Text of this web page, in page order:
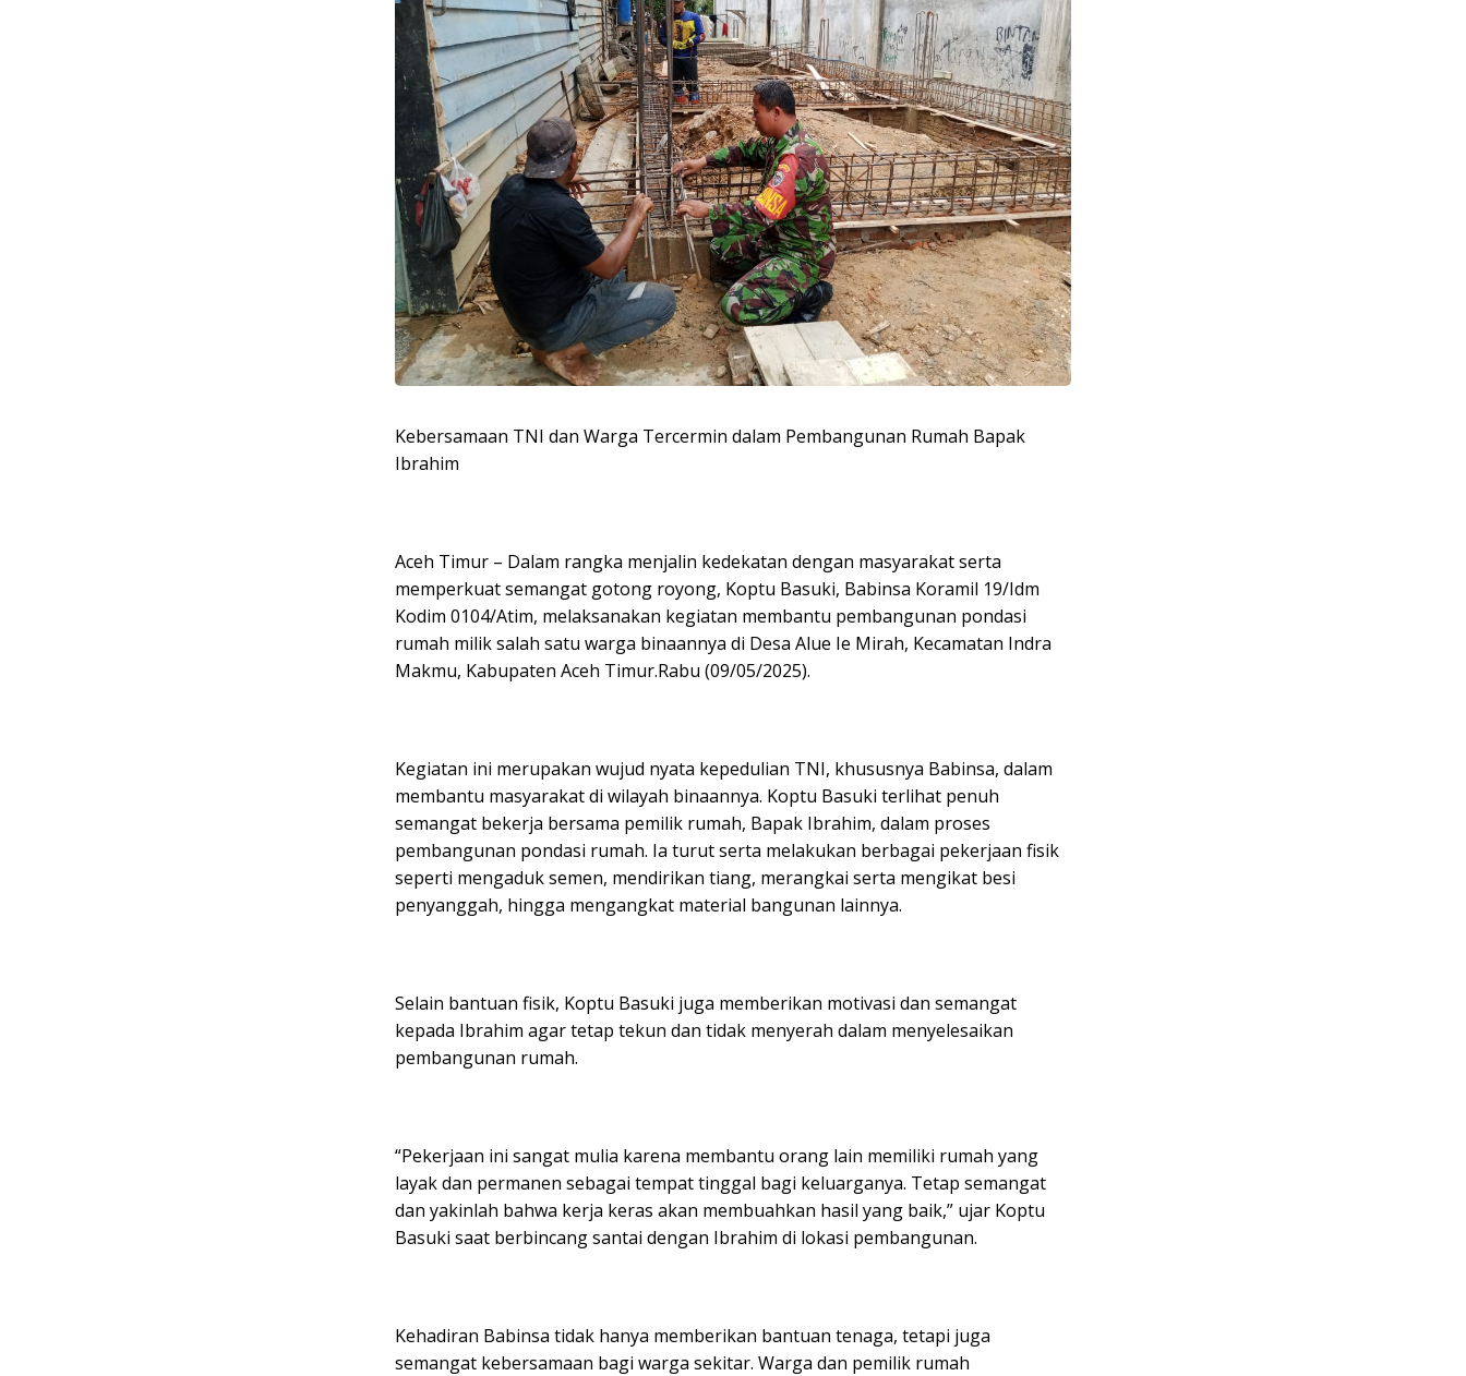
Kebersamaan TNI dan Warga Tercermin dalam Pembangunan Rumah Bapak
Ibrahim
Aceh Timur – Dalam rangka menjalin kedekatan dengan masyarakat serta
memperkuat semangat gotong royong, Koptu Basuki, Babinsa Koramil 19/Idm
Kodim 0104/Atim, melaksanakan kegiatan membantu pembangunan pondasi
rumah milik salah satu warga binaannya di Desa Alue Ie Mirah, Kecamatan Indra
Makmu, Kabupaten Aceh Timur.Rabu (09/05/2025).
Kegiatan ini merupakan wujud nyata kepedulian TNI, khususnya Babinsa, dalam
membantu masyarakat di wilayah binaannya. Koptu Basuki terlihat penuh
semangat bekerja bersama pemilik rumah, Bapak Ibrahim, dalam proses
pembangunan pondasi rumah. Ia turut serta melakukan berbagai pekerjaan fisik
seperti mengaduk semen, mendirikan tiang, merangkai serta mengikat besi
penyanggah, hingga mengangkat material bangunan lainnya.
Selain bantuan fisik, Koptu Basuki juga memberikan motivasi dan semangat
kepada Ibrahim agar tetap tekun dan tidak menyerah dalam menyelesaikan
pembangunan rumah.
“Pekerjaan ini sangat mulia karena membantu orang lain memiliki rumah yang
layak dan permanen sebagai tempat tinggal bagi keluarganya. Tetap semangat
dan yakinlah bahwa kerja keras akan membuahkan hasil yang baik,” ujar Koptu
Basuki saat berbincang santai dengan Ibrahim di lokasi pembangunan.
Kehadiran Babinsa tidak hanya memberikan bantuan tenaga, tetapi juga
semangat kebersamaan bagi warga sekitar. Warga dan pemilik rumah